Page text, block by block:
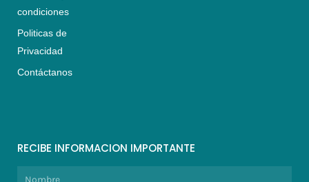
condiciones
Politicas de
Privacidad
Contáctanos
RECIBE INFORMACION IMPORTANTE